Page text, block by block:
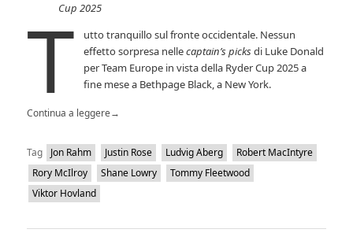
Cup 2025
T
utto tranquillo sul fronte occidentale. Nessun
effetto sorpresa nellecaptain’s picksdi Luke Donald
per Team Europe in vista della Ryder Cup 2025 a
fine mese a Bethpage Black, a New York.
Continua a leggere→
Tag Jon Rahm Justin Rose Ludvig Aberg
Robert MacIntyre
Rory McIlroy
Shane Lowry
Tommy Fleetwood
Viktor Hovland